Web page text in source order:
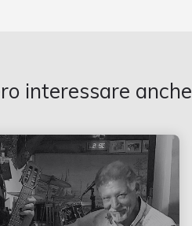
interessare anche